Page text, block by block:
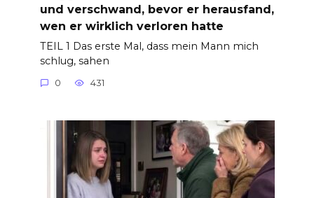
und verschwand, bevor er herausfand,
wen er wirklich verloren hatte
TEIL 1 Das erste Mal, dass mein Mann mich
schlug, sahen
0 431